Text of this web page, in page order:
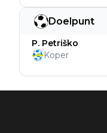
Doelpunt
P. Petriško
Koper